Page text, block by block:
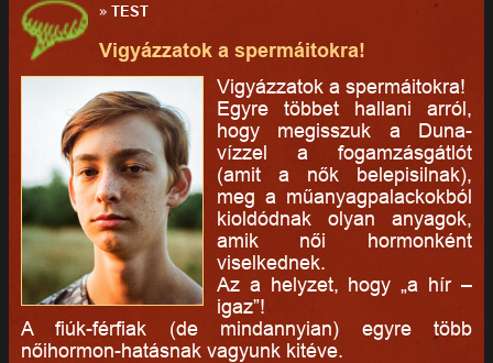
»TEST
Vigyázzatok a spermáitokra!
Vigyázzatok a spermáitokra!
Egyre többet hallani arról,
hogy megisszuk a Duna-
vízzel a fogamzásgátlót
(amit a nők belepisilnak),
meg a műanyagpalackokból
kioldódnak olyan anyagok,
amik női hormonként
viselkednek.
Az a helyzet, hogy „a hír –
igaz”!
A fiúk-férfiak (de mindannyian) egyre több
nőihormon-hatásnak vagyunk kitéve.